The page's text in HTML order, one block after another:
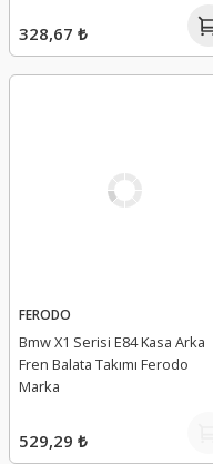
328,67 ₺
FERODO
Bmw X1 Serisi E84 Kasa Arka
Fren Balata Takımı Ferodo
Marka
529,29 ₺